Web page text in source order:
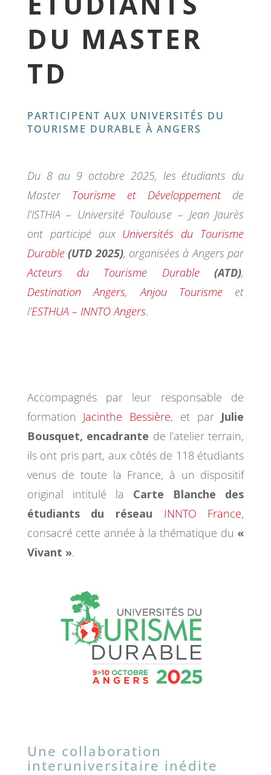
DU MASTER
TD
PARTICIPENT AUX UNIVERSITÉS DU
TOURISME DURABLE À ANGERS
Du 8 au 9 octobre 2025, les étudiants du
Master Tourisme et Développement de
l’ISTHIA – Université Toulouse – Jean Jaurès
ont participé aux Universités du Tourisme
Durable(UTD 2025), organisées à Angers par
Acteurs du Tourisme Durable(ATD),
Destination Angers,Anjou Tourismeet
l’ESTHUA – INNTO Angers.
Accompagnés par leur responsable de
formation Jacinthe Bessière, et par Julie
Bousquet, encadrante de l’atelier terrain,
ils ont pris part, aux côtés de 118 étudiants
venus de toute la France, à un dispositif
original intitulé la Carte Blanche des
étudiants du réseau INNTO France,
consacré cette année à la thématique du «
Vivant ».
Une collaboration
interuniversitaire inédite